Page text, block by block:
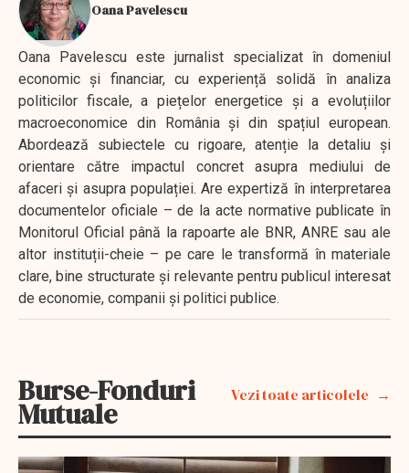
Oana Pavelescu
Oana Pavelescu este jurnalist specializat în domeniul
economic și financiar, cu experiență solidă în analiza
politicilor fiscale, a piețelor energetice și a evoluțiilor
macroeconomice din România și din spațiul european.
Abordează subiectele cu rigoare, atenție la detaliu și
orientare către impactul concret asupra mediului de
afaceri și asupra populației. Are expertiză în interpretarea
documentelor oficiale – de la acte normative publicate în
Monitorul Oficial până la rapoarte ale BNR, ANRE sau ale
altor instituții-cheie – pe care le transformă în materiale
clare, bine structurate și relevante pentru publicul interesat
de economie, companii și politici publice.
Burse-Fonduri
Mutuale
Vezi toate articolele